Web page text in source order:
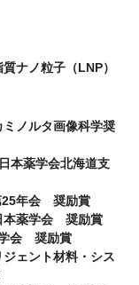
ナノ粒子（LNP）
ノルタ画像科学奨
本薬学会北海道支
25年会 奨励賞
本薬学会 奨励賞
会 奨励賞
ェント材料・シス